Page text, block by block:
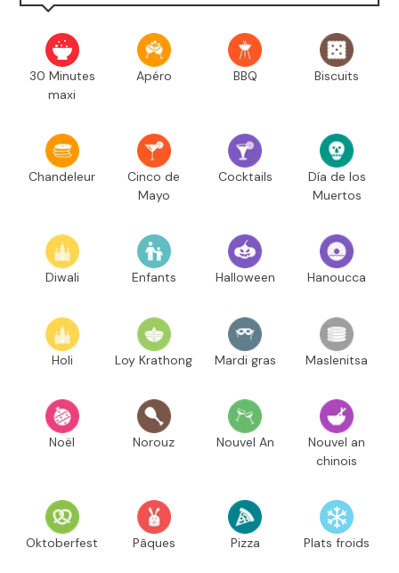
30 Minutes
maxi
Apéro BBQ Biscuits
Chandeleur
Cinco de
Mayo
Cocktails
Día de los
Muertos
Diwali Enfants Halloween Hanoucca
Holi Loy Krathong Mardi gras Maslenitsa
Noël Norouz Nouvel An
Nouvel an
chinois
Oktoberfest Pâques Pizza Plats froids